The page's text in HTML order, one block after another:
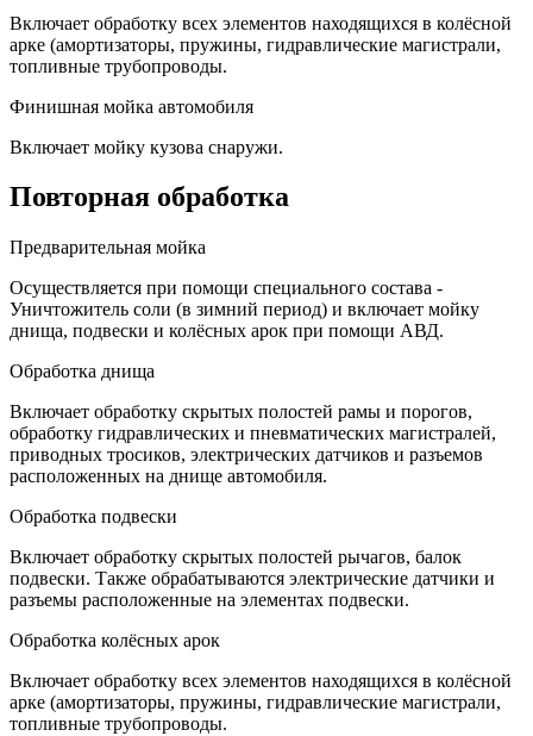
Включает обработку всех элементов находящихся в колёсной
арке (амортизаторы, пружины, гидравлические магистрали,
топливные трубопроводы.
Финишная мойка автомобиля
Включает мойку кузова снаружи.
Повторная обработка
Предварительная мойка
Осуществляется при помощи специального состава -
Уничтожитель соли (в зимний период) и включает мойку
днища, подвески и колёсных арок при помощи АВД.
Обработка днища
Включает обработку скрытых полостей рамы и порогов,
обработку гидравлических и пневматических магистралей,
приводных тросиков, электрических датчиков и разъемов
расположенных на днище автомобиля.
Обработка подвески
Включает обработку скрытых полостей рычагов, балок
подвески. Также обрабатываются электрические датчики и
разъемы расположенные на элементах подвески.
Обработка колёсных арок
Включает обработку всех элементов находящихся в колёсной
арке (амортизаторы, пружины, гидравлические магистрали,
топливные трубопроводы.